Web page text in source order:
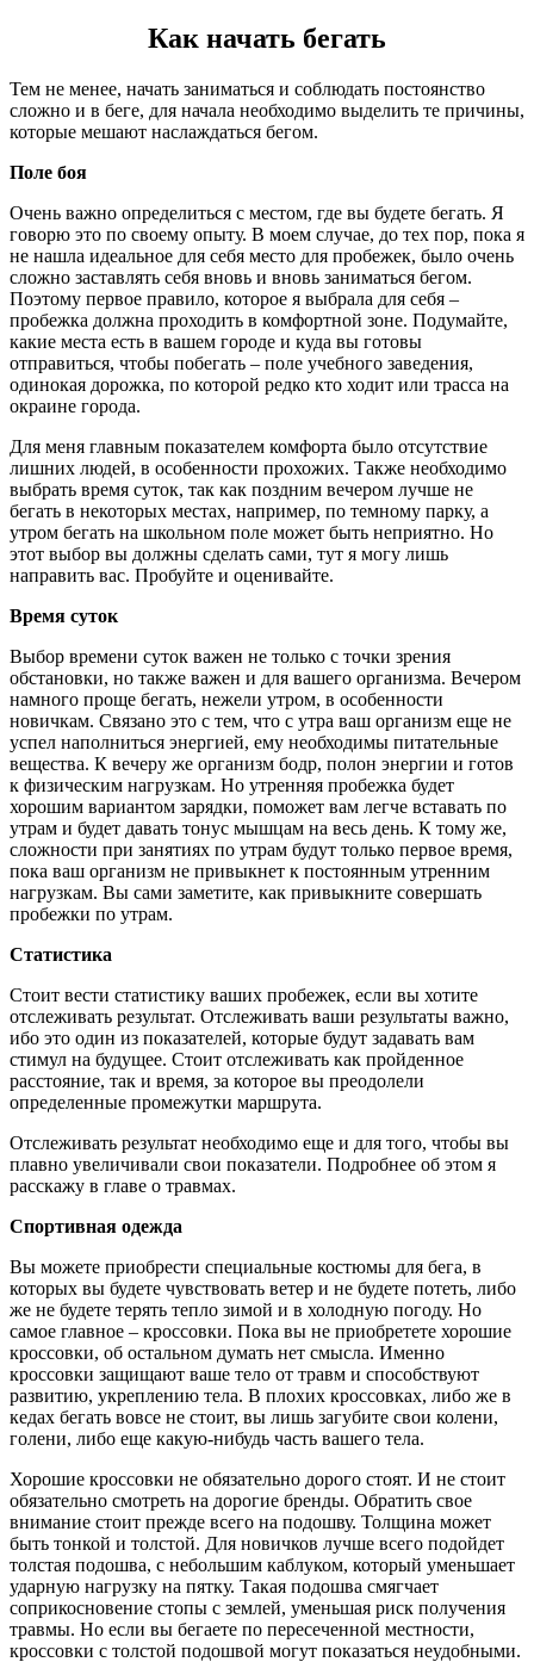
Как начать бегать
Тем не менее, начать заниматься и соблюдать постоянство
сложно и в беге, для начала необходимо выделить те причины,
которые мешают наслаждаться бегом.
Поле боя
Очень важно определиться с местом, где вы будете бегать. Я
говорю это по своему опыту. В моем случае, до тех пор, пока я
не нашла идеальное для себя место для пробежек, было очень
сложно заставлять себя вновь и вновь заниматься бегом.
Поэтому первое правило, которое я выбрала для себя –
пробежка должна проходить в комфортной зоне. Подумайте,
какие места есть в вашем городе и куда вы готовы
отправиться, чтобы побегать – поле учебного заведения,
одинокая дорожка, по которой редко кто ходит или трасса на
окраине города.
Для меня главным показателем комфорта было отсутствие
лишних людей, в особенности прохожих. Также необходимо
выбрать время суток, так как поздним вечером лучше не
бегать в некоторых местах, например, по темному парку, а
утром бегать на школьном поле может быть неприятно. Но
этот выбор вы должны сделать сами, тут я могу лишь
направить вас. Пробуйте и оценивайте.
Время суток
Выбор времени суток важен не только с точки зрения
обстановки, но также важен и для вашего организма. Вечером
намного проще бегать, нежели утром, в особенности
новичкам. Связано это с тем, что с утра ваш организм еще не
успел наполниться энергией, ему необходимы питательные
вещества. К вечеру же организм бодр, полон энергии и готов
к физическим нагрузкам. Но утренняя пробежка будет
хорошим вариантом зарядки, поможет вам легче вставать по
утрам и будет давать тонус мышцам на весь день. К тому же,
сложности при занятиях по утрам будут только первое время,
пока ваш организм не привыкнет к постоянным утренним
нагрузкам. Вы сами заметите, как привыкните совершать
пробежки по утрам.
Статистика
Стоит вести статистику ваших пробежек, если вы хотите
отслеживать результат. Отслеживать ваши результаты важно,
ибо это один из показателей, которые будут задавать вам
стимул на будущее. Стоит отслеживать как пройденное
расстояние, так и время, за которое вы преодолели
определенные промежутки маршрута.
Отслеживать результат необходимо еще и для того, чтобы вы
плавно увеличивали свои показатели. Подробнее об этом я
расскажу в главе о травмах.
Спортивная одежда
Вы можете приобрести специальные костюмы для бега, в
которых вы будете чувствовать ветер и не будете потеть, либо
же не будете терять тепло зимой и в холодную погоду. Но
самое главное – кроссовки. Пока вы не приобретете хорошие
кроссовки, об остальном думать нет смысла. Именно
кроссовки защищают ваше тело от травм и способствуют
развитию, укреплению тела. В плохих кроссовках, либо же в
кедах бегать вовсе не стоит, вы лишь загубите свои колени,
голени, либо еще какую-нибудь часть вашего тела.
Хорошие кроссовки не обязательно дорого стоят. И не стоит
обязательно смотреть на дорогие бренды. Обратить свое
внимание стоит прежде всего на подошву. Толщина может
быть тонкой и толстой. Для новичков лучше всего подойдет
толстая подошва, с небольшим каблуком, который уменьшает
ударную нагрузку на пятку. Такая подошва смягчает
соприкосновение стопы с землей, уменьшая риск получения
травмы. Но если вы бегаете по пересеченной местности,
кроссовки с толстой подошвой могут показаться неудобными.